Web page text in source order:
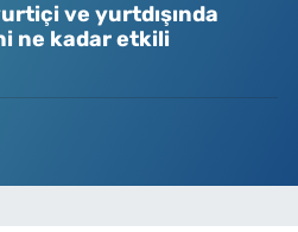
ve yurtdışında
ne kadar etkili